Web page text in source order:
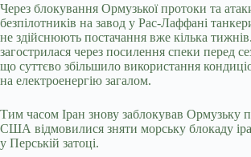
Через блокування Ормузької протоки та
безпілотників на завод у Рас-Лаффані
не здійснюють постачання вже кілька
загострилася через посилення спеки перед
що суттєво збільшило використання
на електроенергію загалом.
Тим часом Іран знову заблокував Ормузьку
США відмовилися зняти морську блокаду
у Перській затоці.